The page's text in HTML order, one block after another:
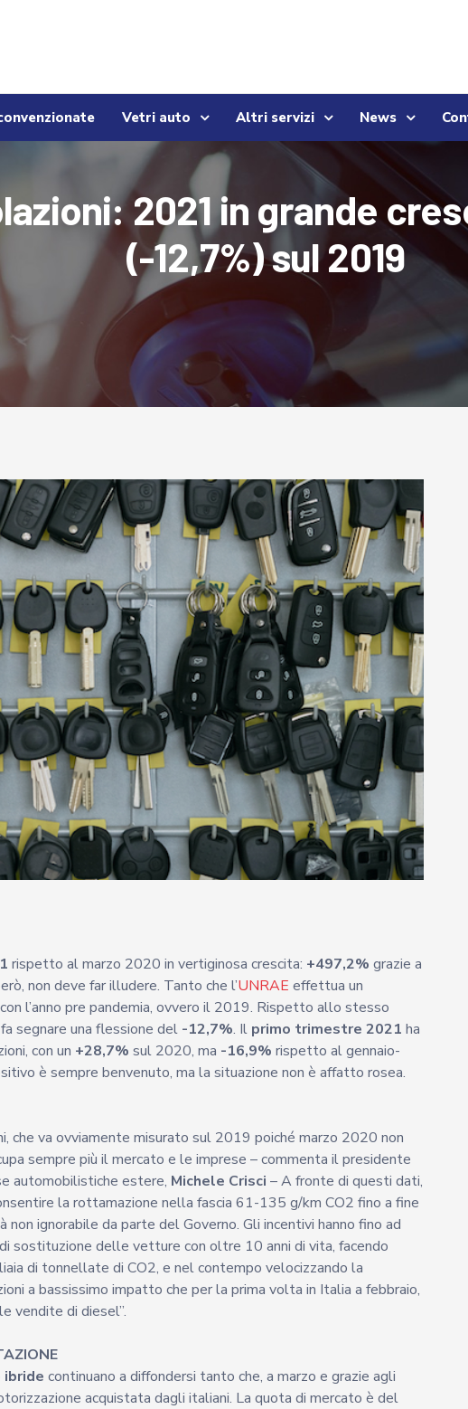
Vetri auto Altri servizi News
2021 in grande
(-12,7%) sul 2019
rispetto al marzo 2020 in vertiginosa crescita: +497,2% grazie a
non deve far illudere. Tanto che l’UNRAE effettua un
l’anno pre pandemia, ovvero il 2019. Rispetto allo stesso
segnare una flessione del -12,7%. Il primo trimestre 2021 ha
con un +28,7% sul 2020, ma -16,9% rispetto al gennaio-
è sempre benvenuto, ma la situazione non è affatto rosea.
che va ovviamente misurato sul 2019 poiché marzo 2020 non
sempre più il mercato e le imprese – commenta il presidente
automobilistiche estere, Michele Crisci – A fronte di questi dati,
la rottamazione nella fascia 61-135 g/km CO2 fino a fine
non ignorabile da parte del Governo. Gli incentivi hanno fino ad
sostituzione delle vetture con oltre 10 anni di vita, facendo
di tonnellate di CO2, e nel contempo velocizzando la
a bassissimo impatto che per la prima volta in Italia a febbraio,
vendite di diesel”.
ibride continuano a diffondersi tanto che, a marzo e grazie agli
acquistata dagli italiani. La quota di mercato è del